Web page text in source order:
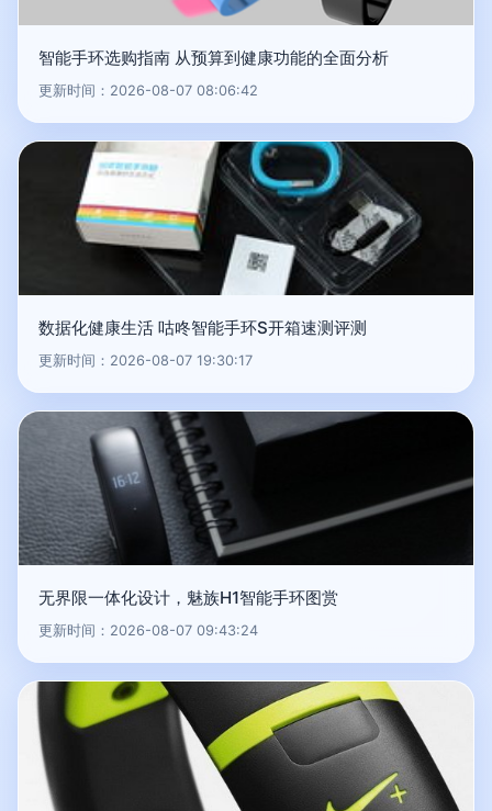
智能手环选购指南 从预算到健康功能的全面分析
更新时间：2026-08-07 08:06:42
数据化健康生活 咕咚智能手环S开箱速测评测
更新时间：2026-08-07 19:30:17
无界限一体化设计，魅族H1智能手环图赏
更新时间：2026-08-07 09:43:24